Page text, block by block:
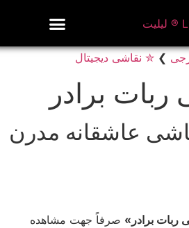
❯ ✮ نقاشی دیجیتال
ربات برادر
عاشقانه مدرن
ربات برادر» صرفاً جهت مشاهده